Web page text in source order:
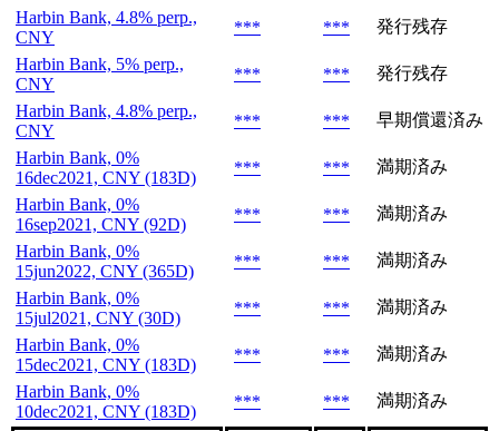
Harbin Bank, 4.8% perp.,
CNY
*** ***
発行残存
Harbin Bank, 5% perp.,
CNY
*** ***
発行残存
Harbin Bank, 4.8% perp.,
CNY
*** ***
早期償還済み
Harbin Bank, 0%
16dec2021, CNY (183D)
*** ***
満期済み
Harbin Bank, 0%
16sep2021, CNY (92D)
*** ***
満期済み
Harbin Bank, 0%
15jun2022, CNY (365D)
*** ***
満期済み
Harbin Bank, 0%
15jul2021, CNY (30D)
*** ***
満期済み
Harbin Bank, 0%
15dec2021, CNY (183D)
*** ***
満期済み
Harbin Bank, 0%
10dec2021, CNY (183D)
*** *** 満期済み